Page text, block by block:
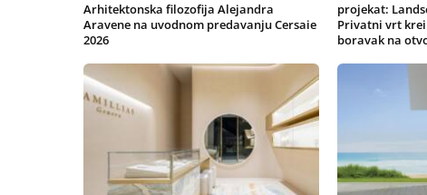
Arhitektonska filozofija Alejandra
Aravene na uvodnom predavanju Cersaie
2026
projekat:
Privatni vrt
boravak na